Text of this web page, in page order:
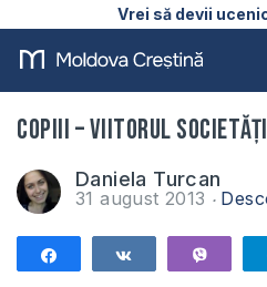
Vrei să devii
Copiii – viitorul
Daniela Turcan
31 august 2013